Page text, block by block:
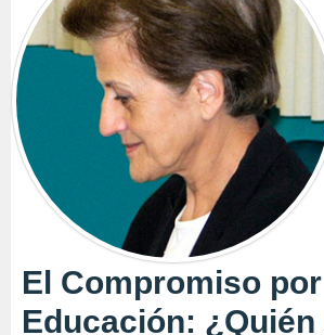
El Compromiso
Educación: ¿Quién